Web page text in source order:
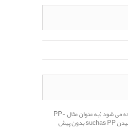
Mipa 1K-Plastic-Grundierfiller یک آستر پلاستیکی سریع خشک شونده با ویژگی های خوب پر کننده است که می توان برای پوشش زیرین مواد پلاستیکی استفاده کرد که معمولاً در صنعت خودرو استفاده می شود (به عنوان مثال PP-
EPDM ، ABS ، PC ، ABS-PC ، PMMA ، PA ، PUR ، PVC ، GRP). با توجه به فرمولاسیون خاص خود ، Mipa 1K-Plastic-Grundierfiller همچنین می تواند بر روی زیرلایه های پلاستیکی به چالش کشیدن suchas PP بدون پیش